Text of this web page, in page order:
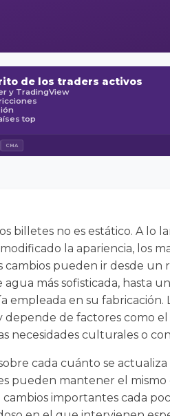
de los traders activos
y TradingView
top
CMA
billetes no es estático. A lo
la apariencia, los
cambios pueden ir desde
agua más sofisticada, hasta
empleada en su
depende de factores como
necesidades culturales o
cada cuánto se
pueden mantener el mismo
importantes cada